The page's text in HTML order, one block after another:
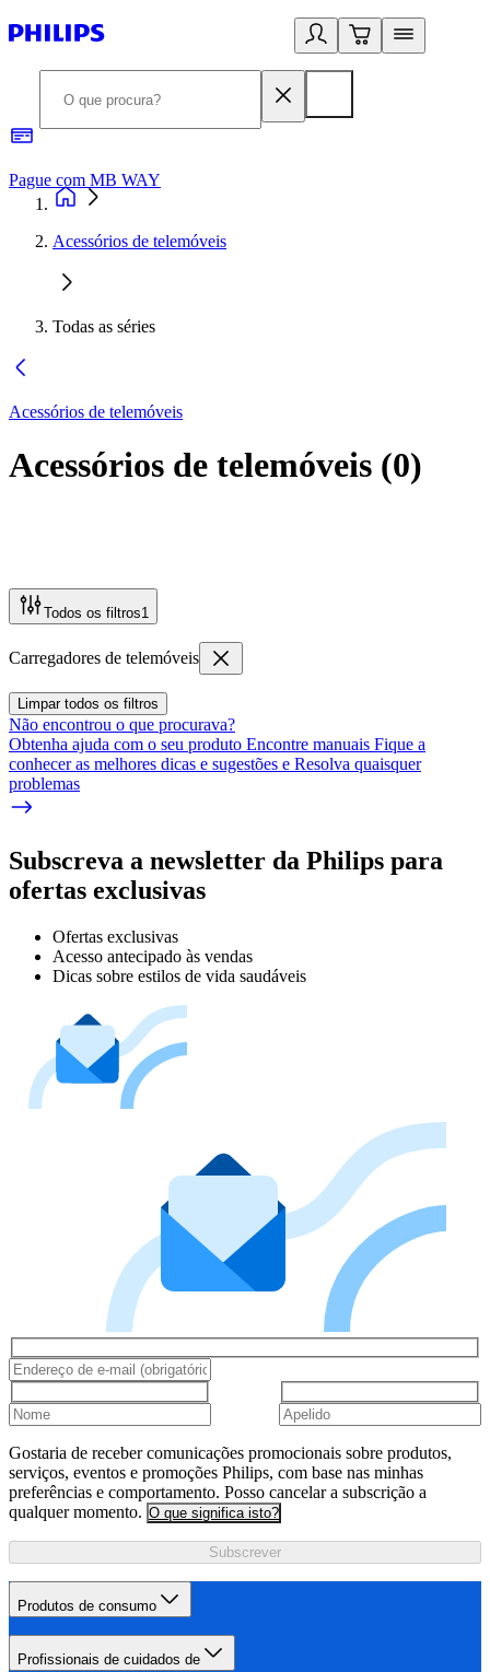
Pague com MB WAY
Acessórios de telemóveis
Todas as séries
Acessórios de telemóveis
Acessórios de telemóveis (0)
Todos os filtros1
Carregadores de telemóveis
Limpar todos os filtros
Não encontrou o que procurava?
Obtenha ajuda com o seu produto Encontre manuais Fique a
conhecer as melhores dicas e sugestões e Resolva quaisquer
problemas
Subscreva a newsletter da Philips para
ofertas exclusivas
Ofertas exclusivas
Acesso antecipado às vendas
Dicas sobre estilos de vida saudáveis
Gostaria de receber comunicações promocionais sobre produtos,
serviços, eventos e promoções Philips, com base nas minhas
preferências e comportamento. Posso cancelar a subscrição a
qualquer momento. O que significa isto?
Subscrever
Produtos de consumo
Profissionais de cuidados de